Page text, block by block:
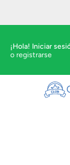
¡Hola! Iniciar